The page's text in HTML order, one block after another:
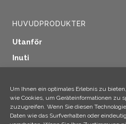
Um Ihnen ein optimales Erlebnis zu
wie Cookies, um Geräteinformationen zu
zuzugreifen. Wenn Sie diesen
Daten wie das Surfverhalten oder
HUVUDPRODUKTER
Utanför
Inuti
Träskydd
Industriella tillämpningar
Ytterligare produkter